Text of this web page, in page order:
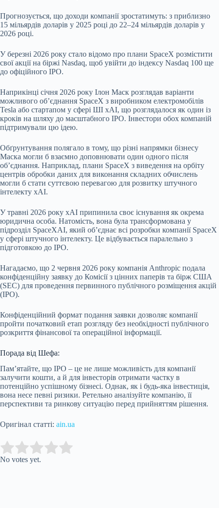
Прогнозується, що доходи компанії зростатимуть: з приблизно
15 мільярдів доларів у 2025 році до 22–24 мільярдів доларів у
2026 році.
У березні 2026 року стало відомо про плани SpaceX розмістити
свої акції на біржі Nasdaq, щоб увійти до індексу Nasdaq 100 ще
до офіційного IPO.
Наприкінці січня 2026 року Ілон Маск розглядав варіанти
можливого об’єднання SpaceX з виробником електромобілів
Tesla або стартапом у сфері ШІ xAI, що розглядалося як один із
кроків на шляху до масштабного IPO. Інвестори обох компаній
підтримували цю ідею.
Обґрунтування полягало в тому, що різні напрямки бізнесу
Маска могли б взаємно доповнювати один одного після
об’єднання. Наприклад, плани SpaceX з виведення на орбіту
центрів обробки даних для виконання складних обчислень
могли б стати суттєвою перевагою для розвитку штучного
інтелекту xAI.
У травні 2026 року xAI припинила своє існування як окрема
юридична особа. Натомість, вона була трансформована у
підрозділ SpaceXAI, який об’єднає всі розробки компанії SpaceX
у сфері штучного інтелекту. Це відбувається паралельно з
підготовкою до IPO.
Нагадаємо, що 2 червня 2026 року компанія Anthropic подала
конфіденційну заявку до Комісії з цінних паперів та бірж США
(SEC) для проведення первинного публічного розміщення акцій
(IPO).
Конфіденційний формат подання заявки дозволяє компанії
пройти початковий етап розгляду без необхідності публічного
розкриття фінансової та операційної інформації.
Порада від Шефа:
Пам’ятайте, що IPO – це не лише можливість для компанії
залучити кошти, а й для інвесторів отримати частку в
потенційно успішному бізнесі. Однак, як і будь-яка інвестиція,
вона несе певні ризики. Ретельно аналізуйте компанію, її
перспективи та ринкову ситуацію перед прийняттям рішення.
Оригінал статті: ain.ua
Rate this item:
No votes yet.